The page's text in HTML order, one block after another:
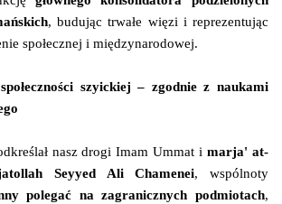
, budując trwałe więzi i reprezentując
społecznej i międzynarodowej.
szyickiej – zgodnie z naukami
nasz drogi Imam Ummat i marja' at-
Seyyed Ali Chamenei, wspólnoty
polegać na zagranicznych podmiotach,